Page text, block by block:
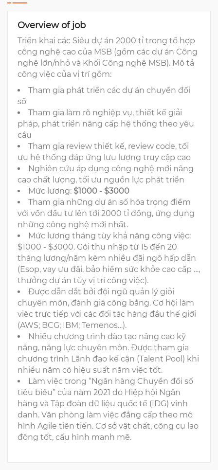
Overview of job
Triển khai các Siêu dự án 2000 tỉ trong tổ hợp
công nghệ cao của MSB (gồm các dự án Công
nghệ lớn/nhỏ và Khối Công nghệ MSB). Mô tả
công việc của vị trí gồm:
Tham gia phát triển các dự án chuyển đối
số
Tham gia làm rõ nghiệp vụ, thiết kế giải
pháp, phát triển nâng cấp hệ thống theo yêu
cầu
Tham gia review thiết kế, review code, tối
ưu hệ thống đáp ứng lưu lượng truy cập cao
Nghiên cứu áp dụng công nghệ mới nâng
cao chất lượng, tối ưu nguồn lực phát triển
Mức lương: $1000 - $3000
Tham gia những dự án số hóa trọng điểm
với vốn đầu tư lên tới 2000 tỉ đồng, ứng dụng
những công nghệ mới nhất.
Mức lương tháng tùy khả năng công việc:
$1000 - $3000. Gói thu nhập từ 15 đến 20
tháng lương/năm kèm nhiều đãi ngộ hấp dẫn
(Esop, vay ưu đãi, bảo hiểm sức khỏe cao cấp …,
thưởng dự án tùy vị trí công việc).
Được dẫn dắt bởi đội ngũ quản lý giỏi
chuyên môn, đánh giá công bằng. Cơ hội làm
việc trực tiếp với các đối tác hàng đầu thế giới
(AWS; BCG; IBM; Temenos…).
Nhiều chương trình đào tạo nâng cao kỹ
năng, năng lực chuyên môn. Được tham gia
chương trình Lãnh đạo kế cận (Talent Pool) khi
nhiều năm có hiệu suất năm việc tốt.
Làm việc trong “Ngân hàng Chuyển đổi số
tiêu biểu” của năm 2021 do Hiệp hội Ngân
hàng và Tập đoàn dữ liệu quốc tế (IDG) vinh
danh. Văn phòng làm việc đẳng cấp theo mô
hình Agile tiên tiến. Cơ sở vật chất, công cụ lao
động tốt, cấu hình mạnh mẽ.